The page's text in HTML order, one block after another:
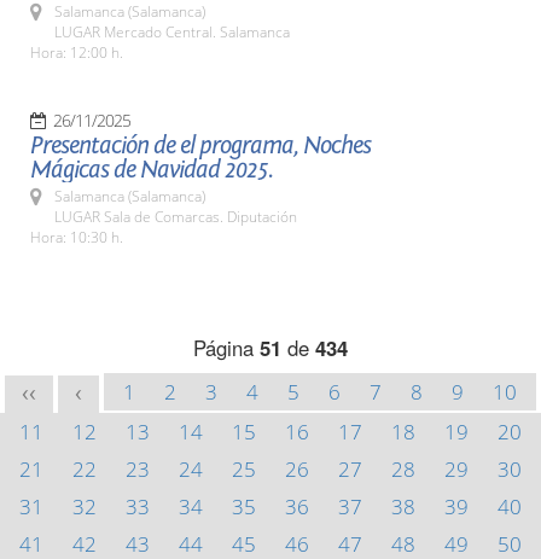
Salamanca (Salamanca)
LUGAR Mercado Central. Salamanca
Hora: 12:00 h.
26/11/2025
Presentación de el programa, Noches
Mágicas de Navidad 2025.
Salamanca (Salamanca)
LUGAR Sala de Comarcas. Diputación
Hora: 10:30 h.
Página 51 de 434
<< < 1 2 3 4 5 6 7 8 9
10
11
12 13 14 15 16 17 18 19
20
21
22 23 24 25 26 27 28 29
30
31
32 33 34 35 36 37 38 39
40
41
42 43 44 45 46 47 48 49
50